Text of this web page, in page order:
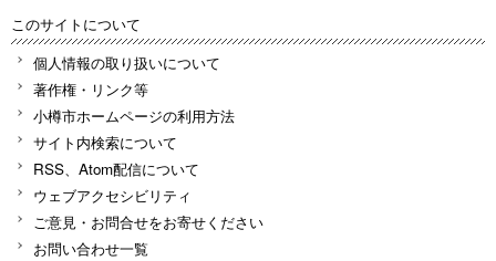
このサイトについて
個人情報の取り扱いについて
著作権・リンク等
小樽市ホームページの利用方法
サイト内検索について
RSS、Atom配信について
ウェブアクセシビリティ
ご意見・お問合せをお寄せください
お問い合わせ一覧